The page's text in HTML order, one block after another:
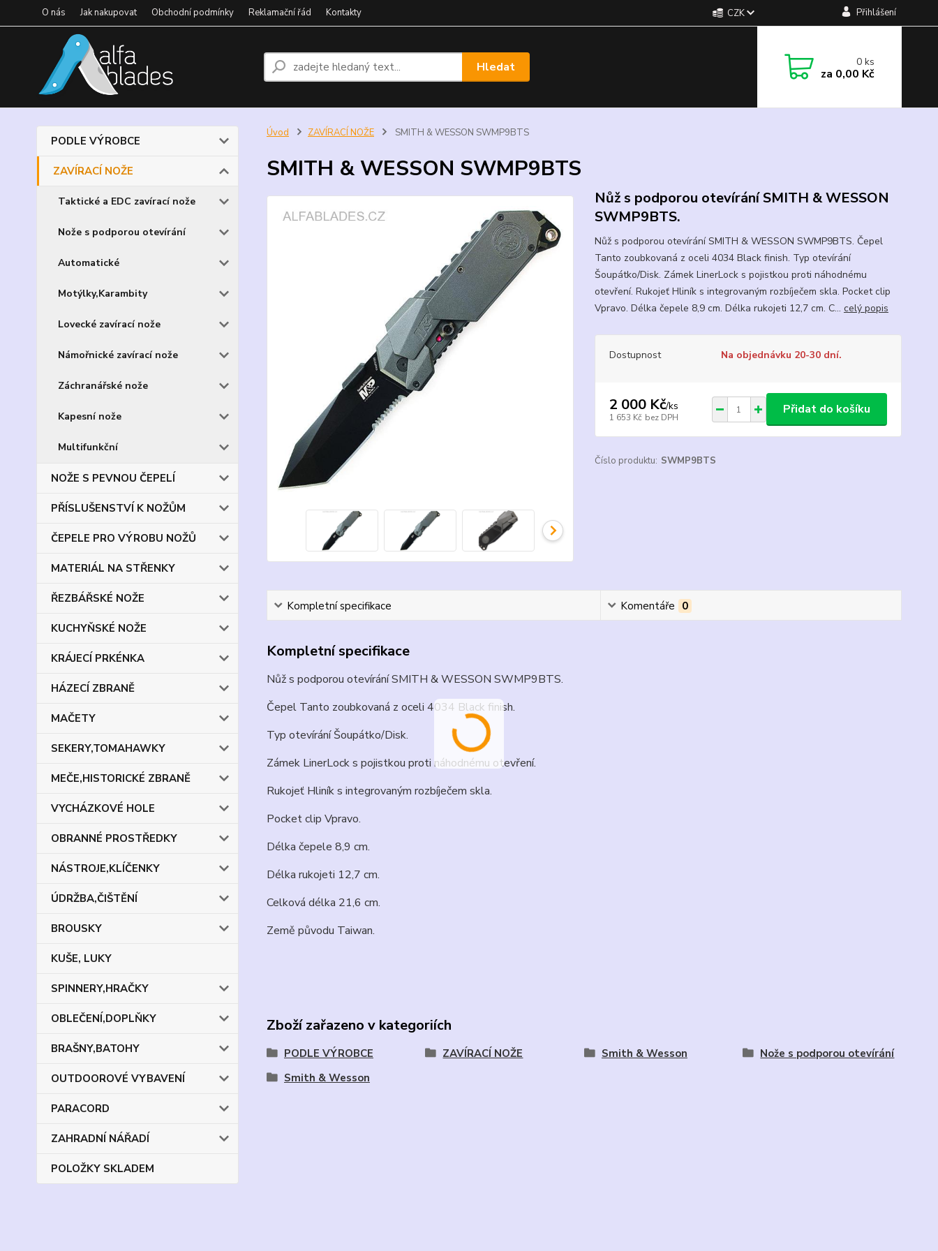
O nás Jak nakupovat Obchodní podmínky Reklamační řád Kontakty CZK Přihlášení
Hledat 0ks
za 0,00 Kč
PODLE VÝROBCE
ZAVÍRACÍ NOŽE
Taktické a EDC zavírací nože
Nože s podporou otevírání
Automatické
Motýlky,Karambity
Lovecké zavírací nože
Námořnické zavírací nože
Záchranářské nože
Kapesní nože
Multifunkční
NOŽE S PEVNOU ČEPELÍ
PŘÍSLUŠENSTVÍ K NOŽŮM
ČEPELE PRO VÝROBU NOŽŮ
MATERIÁL NA STŘENKY
ŘEZBÁŘSKÉ NOŽE
KUCHYŇSKÉ NOŽE
KRÁJECÍ PRKÉNKA
HÁZECÍ ZBRANĚ
MAČETY
SEKERY,TOMAHAWKY
MEČE,HISTORICKÉ ZBRANĚ
VYCHÁZKOVÉ HOLE
OBRANNÉ PROSTŘEDKY
NÁSTROJE,KLÍČENKY
ÚDRŽBA,ČIŠTĚNÍ
BROUSKY
KUŠE, LUKY
SPINNERY,HRAČKY
OBLEČENÍ,DOPLŇKY
BRAŠNY,BATOHY
OUTDOOROVÉ VYBAVENÍ
PARACORD
ZAHRADNÍ NÁŘADÍ
POLOŽKY SKLADEM
Úvod ZAVÍRACÍ NOŽE SMITH & WESSON SWMP9BTS
SMITH & WESSON SWMP9BTS
Nůž s podporou otevírání SMITH & WESSON
SWMP9BTS.
Nůž s podporou otevírání SMITH & WESSON SWMP9BTS. Čepel
Tanto zoubkovaná z oceli 4034 Black finish. Typ otevírání
Šoupátko/Disk. Zámek LinerLock s pojistkou proti náhodnému
otevření. Rukojeť Hliník s integrovaným rozbíječem skla. Pocket clip
Vpravo. Délka čepele 8,9 cm. Délka rukojeti 12,7 cm. C... celý popis
Dostupnost Na objednávku 20-30 dní.
2 000 Kč/ks
1 653 Kč bez DPH
Přidat do košíku
Číslo produktu: SWMP9BTS
Kompletní specifikace Komentáře 0
Kompletní specifikace
Nůž s podporou otevírání SMITH & WESSON SWMP9BTS.
Čepel Tanto zoubkovaná z oceli 4034 Black finish.
Typ otevírání Šoupátko/Disk.
Zámek LinerLock s pojistkou proti náhodnému otevření.
Rukojeť Hliník s integrovaným rozbíječem skla.
Pocket clip Vpravo.
Délka čepele 8,9 cm.
Délka rukojeti 12,7 cm.
Celková délka 21,6 cm.
Země původu Taiwan.
Zboží zařazeno v kategoriích
PODLE VÝROBCE ZAVÍRACÍ NOŽE Smith & Wesson
Nože s podporou otevírání
Smith & Wesson